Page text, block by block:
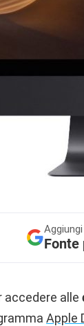
Aggiungi
Fonte
accedere alle
Apple